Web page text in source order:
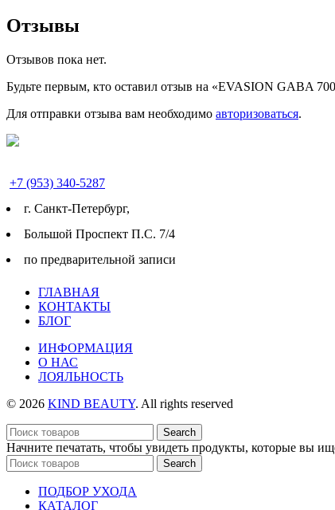
Отзывы
Отзывов пока нет.
Будьте первым, кто оставил отзыв на «EVASION GABA
Для отправки отзыва вам необходимо авторизоваться.
+7 (953) 340-5287
г. Cанкт-Петербург,
Большой Проспект П.С. 7/4
по предварительной записи
ГЛАВНАЯ
КОНТАКТЫ
БЛОГ
ИНФОРМАЦИЯ
О НАС
ЛОЯЛЬНОСТЬ
© 2026 KIND BEAUTY. All rights reserved
Search
Начните печатать, чтобы увидеть продукты, которые вы
Search
ПОДБОР УХОДА
КАТАЛОГ